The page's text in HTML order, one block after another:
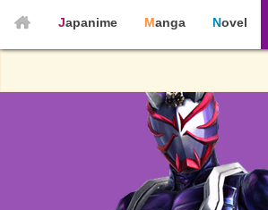
Japanime Manga Novel